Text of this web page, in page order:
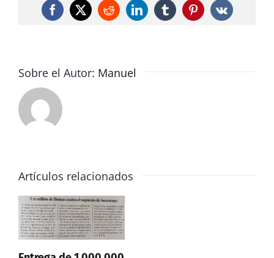
Facebook
X RedditLinkedInTumblrPinterest
Vk
Sobre el Autor: Manuel
Artículos relacionados